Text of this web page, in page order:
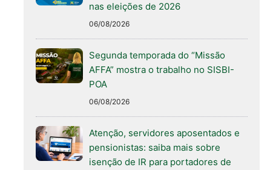
nas eleições de 2026
06/08/2026
Segunda temporada do “Missão
AFFA” mostra o trabalho no SISBI-
POA
06/08/2026
Atenção, servidores aposentados e
pensionistas: saiba mais sobre
isenção de IR para portadores de